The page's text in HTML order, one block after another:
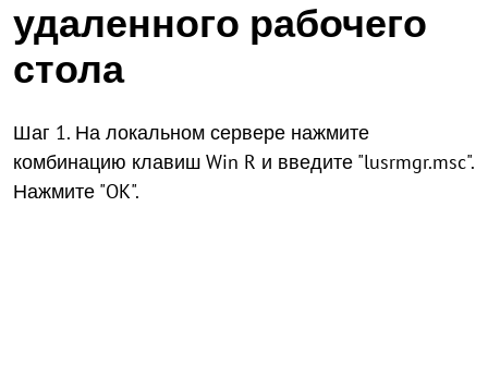
удаленного рабочего
стола
Шаг 1. На локальном сервере нажмите
комбинацию клавиш Win R и введите "lusrmgr.msc".
Нажмите "OK".